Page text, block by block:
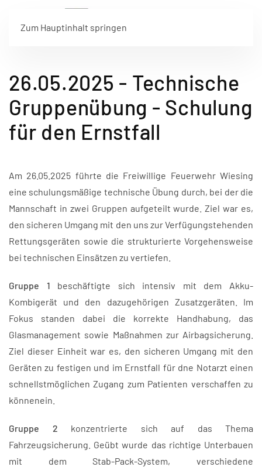
Zum Hauptinhalt springen
26.05.2025 - Technische
Gruppenübung - Schulung
für den Ernstfall
Am 26.05.2025 führte die Freiwillige Feuerwehr Wiesing
eine schulungsmäßige technische Übung durch, bei der die
Mannschaft in zwei Gruppen aufgeteilt wurde. Ziel war es,
den sicheren Umgang mit den uns zur Verfügungstehenden
Rettungsgeräten sowie die strukturierte Vorgehensweise
bei technischen Einsätzen zu vertiefen.
Gruppe 1 beschäftigte sich intensiv mit dem Akku-
Kombigerät und den dazugehörigen Zusatzgeräten. Im
Fokus standen dabei die korrekte Handhabung, das
Glasmanagement sowie Maßnahmen zur Airbagsicherung.
Ziel dieser Einheit war es, den sicheren Umgang mit den
Geräten zu festigen und im Ernstfall für dne Notarzt einen
schnellstmöglichen Zugang zum Patienten verschaffen zu
könnenein.
Gruppe 2 konzentrierte sich auf das Thema
Fahrzeugsicherung. Geübt wurde das richtige Unterbauen
mit dem Stab-Pack-System, verschiedene